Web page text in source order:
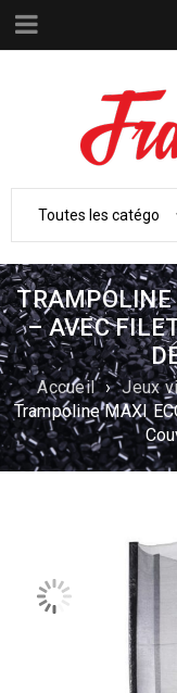
TRAMPOLINE
– AVEC
Accueil › Jeux
Trampoline MAXI